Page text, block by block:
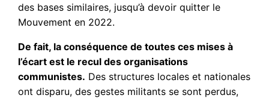
des bases similaires, jusqu’à devoir quitter le
Mouvement en 2022.
De fait, la conséquence de toutes ces mises à
l’écart est le recul des organisations
communistes. Des structures locales et nationales
ont disparu, des gestes militants se sont perdus,